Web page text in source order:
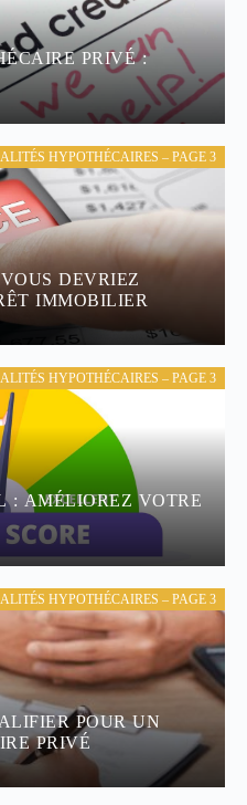
PRIVÉ :
HYPOTHÉCAIRES – PAGE 3
DEVRIEZ
IMMOBILIER
HYPOTHÉCAIRES – PAGE 3
: AMÉLIOREZ VOTRE
HYPOTHÉCAIRES – PAGE 3
POUR UN
PRIVÉ